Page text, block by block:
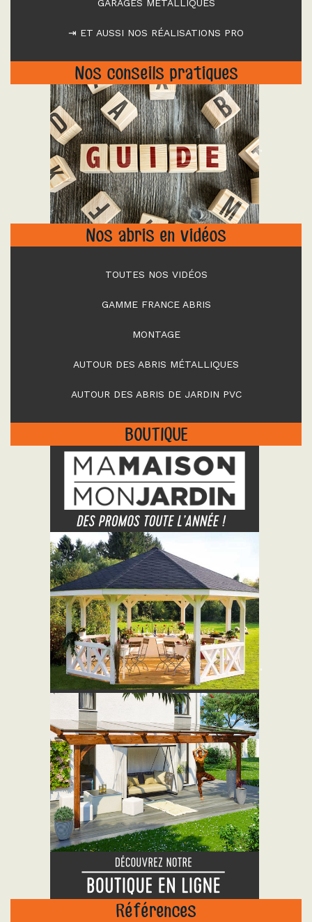
GARAGES MÉTALLIQUES
⇥ ET AUSSI NOS RÉALISATIONS PRO
Nos conseils pratiques
"
Nos abris en vidéos
TOUTES NOS VIDÉOS
GAMME FRANCE ABRIS
MONTAGE
AUTOUR DES ABRIS MÉTALLIQUES
AUTOUR DES ABRIS DE JARDIN PVC
BOUTIQUE
"
Références